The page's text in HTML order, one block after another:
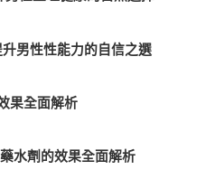
男性性能力的自信之選
果全面解析
水劑的效果全面解析